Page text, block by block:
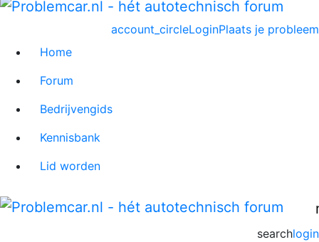
Plaats je probleem
account_circleLogin
Home
Forum
Bedrijvengids
Kennisbank
Lid worden
login
search